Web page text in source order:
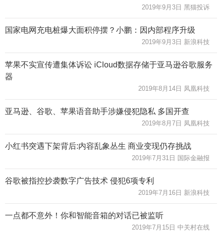
2019年9月3日 黑猫投诉
国家电网充电桩爆大面积停摆？小鹏：因内部程序升级
2019年9月3日 新浪科技
苹果不实宣传遭集体诉讼 iCloud数据存储于亚马逊谷歌服务
器
2019年8月14日 凤凰科技
亚马逊、谷歌、苹果语音助手涉嫌侵犯隐私 多国开查
2019年8月7日 凤凰科技
小红书突遇下架背后:内容乱象丛生 商业变现仍存挑战
2019年7月31日 国际金融报
谷歌被指控抄袭数字广告技术 侵犯6项专利
2019年7月16日 新浪科技
一点都不意外！你和智能音箱的对话已被监听
2019年7月15日 中关村在线